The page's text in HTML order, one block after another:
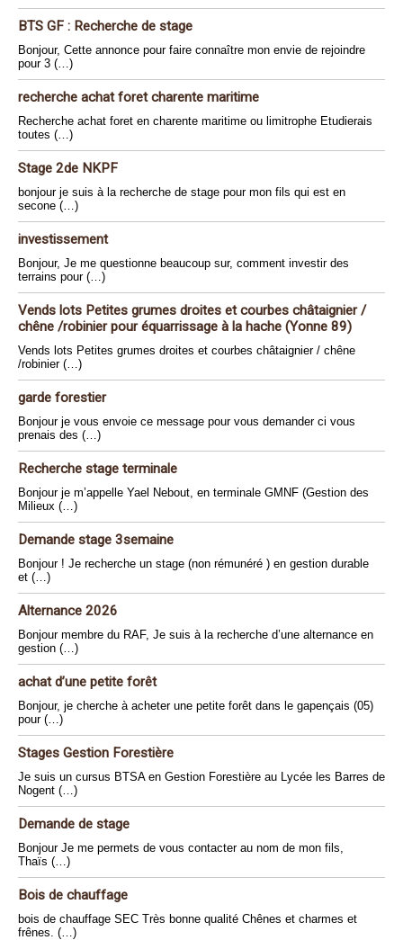
BTS GF : Recherche de stage
Bonjour, Cette annonce pour faire connaître mon envie de rejoindre
pour 3 (…)
recherche achat foret charente maritime
Recherche achat foret en charente maritime ou limitrophe Etudierais
toutes (…)
Stage 2de NKPF
bonjour je suis à la recherche de stage pour mon fils qui est en
secone (…)
investissement
Bonjour, Je me questionne beaucoup sur, comment investir des
terrains pour (…)
Vends lots Petites grumes droites et courbes châtaignier /
chêne /robinier pour équarrissage à la hache (Yonne 89)
Vends lots Petites grumes droites et courbes châtaignier / chêne
/robinier (…)
garde forestier
Bonjour je vous envoie ce message pour vous demander ci vous
prenais des (…)
Recherche stage terminale
Bonjour je m’appelle Yael Nebout, en terminale GMNF (Gestion des
Milieux (…)
Demande stage 3semaine
Bonjour ! Je recherche un stage (non rémunéré ) en gestion durable
et (…)
Alternance 2026
Bonjour membre du RAF, Je suis à la recherche d’une alternance en
gestion (…)
achat d’une petite forêt
Bonjour, je cherche à acheter une petite forêt dans le gapençais (05)
pour (…)
Stages Gestion Forestière
Je suis un cursus BTSA en Gestion Forestière au Lycée les Barres de
Nogent (…)
Demande de stage
Bonjour Je me permets de vous contacter au nom de mon fils,
Thaïs (…)
Bois de chauffage
bois de chauffage SEC Très bonne qualité Chênes et charmes et
frênes. (…)